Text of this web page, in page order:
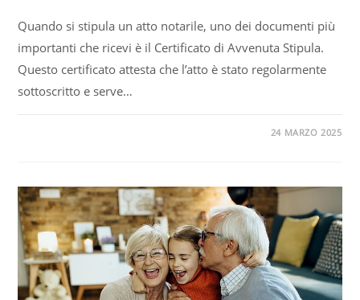
Quando si stipula un atto notarile, uno dei documenti più
importanti che ricevi è il Certificato di Avvenuta Stipula.
Questo certificato attesta che l’atto è stato regolarmente
sottoscritto e serve…
24 MARZO 2025